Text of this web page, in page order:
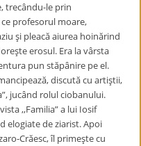
trecându-le prin
profesorul moare,
şi pleacă aiurea hoinărind
erosul. Era la vârsta
pun stăpânire pe el.
discută cu artiştii,
jucând rolul ciobanului.
,,Familia” a lui Iosif
elogiate de ziarist. Apoi
Crăesc, îl primeşte cu